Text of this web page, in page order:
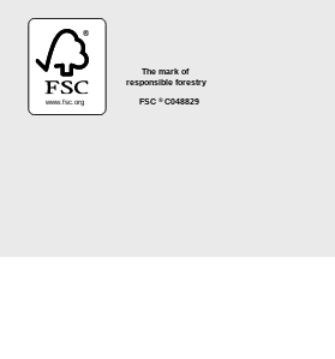
www.fsc.org
®
®
FSC C048829
The mark of
responsible forestry